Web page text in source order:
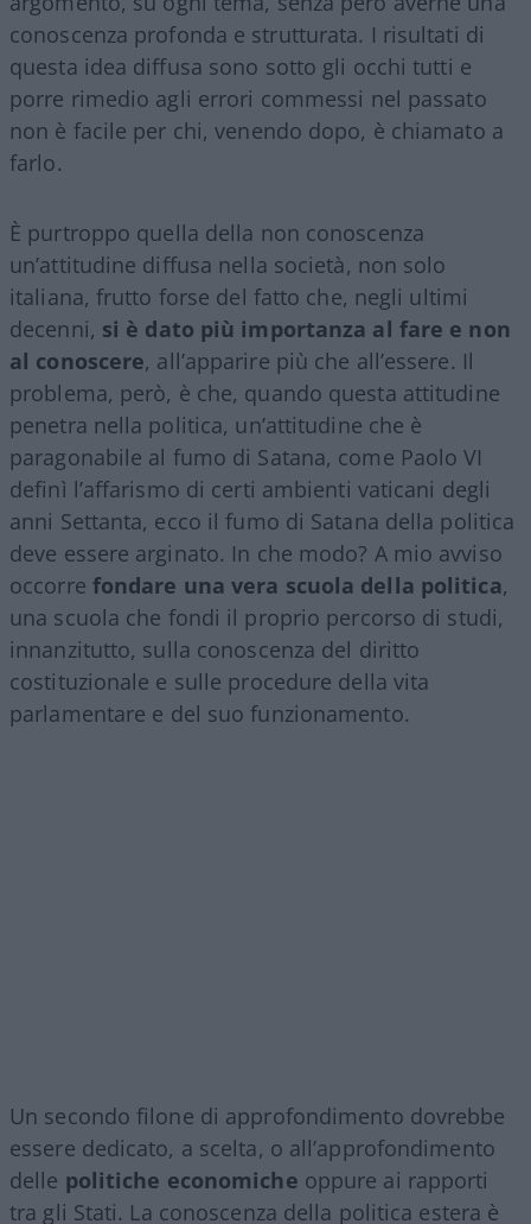
conoscenza profonda e strutturata. I risultati di
questa idea diffusa sono sotto gli occhi tutti e
porre rimedio agli errori commessi nel passato
non è facile per chi, venendo dopo, è chiamato a
farlo.
È purtroppo quella della non conoscenza
un’attitudine diffusa nella società, non solo
italiana, frutto forse del fatto che, negli ultimi
decenni, si è dato più importanza al fare e non
al conoscere, all’apparire più che all’essere. Il
problema, però, è che, quando questa attitudine
penetra nella politica, un’attitudine che è
paragonabile al fumo di Satana, come Paolo VI
definì l’affarismo di certi ambienti vaticani degli
anni Settanta, ecco il fumo di Satana della politica
deve essere arginato. In che modo? A mio avviso
occorre fondare una vera scuola della politica,
una scuola che fondi il proprio percorso di studi,
innanzitutto, sulla conoscenza del diritto
costituzionale e sulle procedure della vita
parlamentare e del suo funzionamento.
Un secondo filone di approfondimento dovrebbe
essere dedicato, a scelta, o all’approfondimento
delle politiche economiche oppure ai rapporti
tra gli Stati. La conoscenza della politica estera è